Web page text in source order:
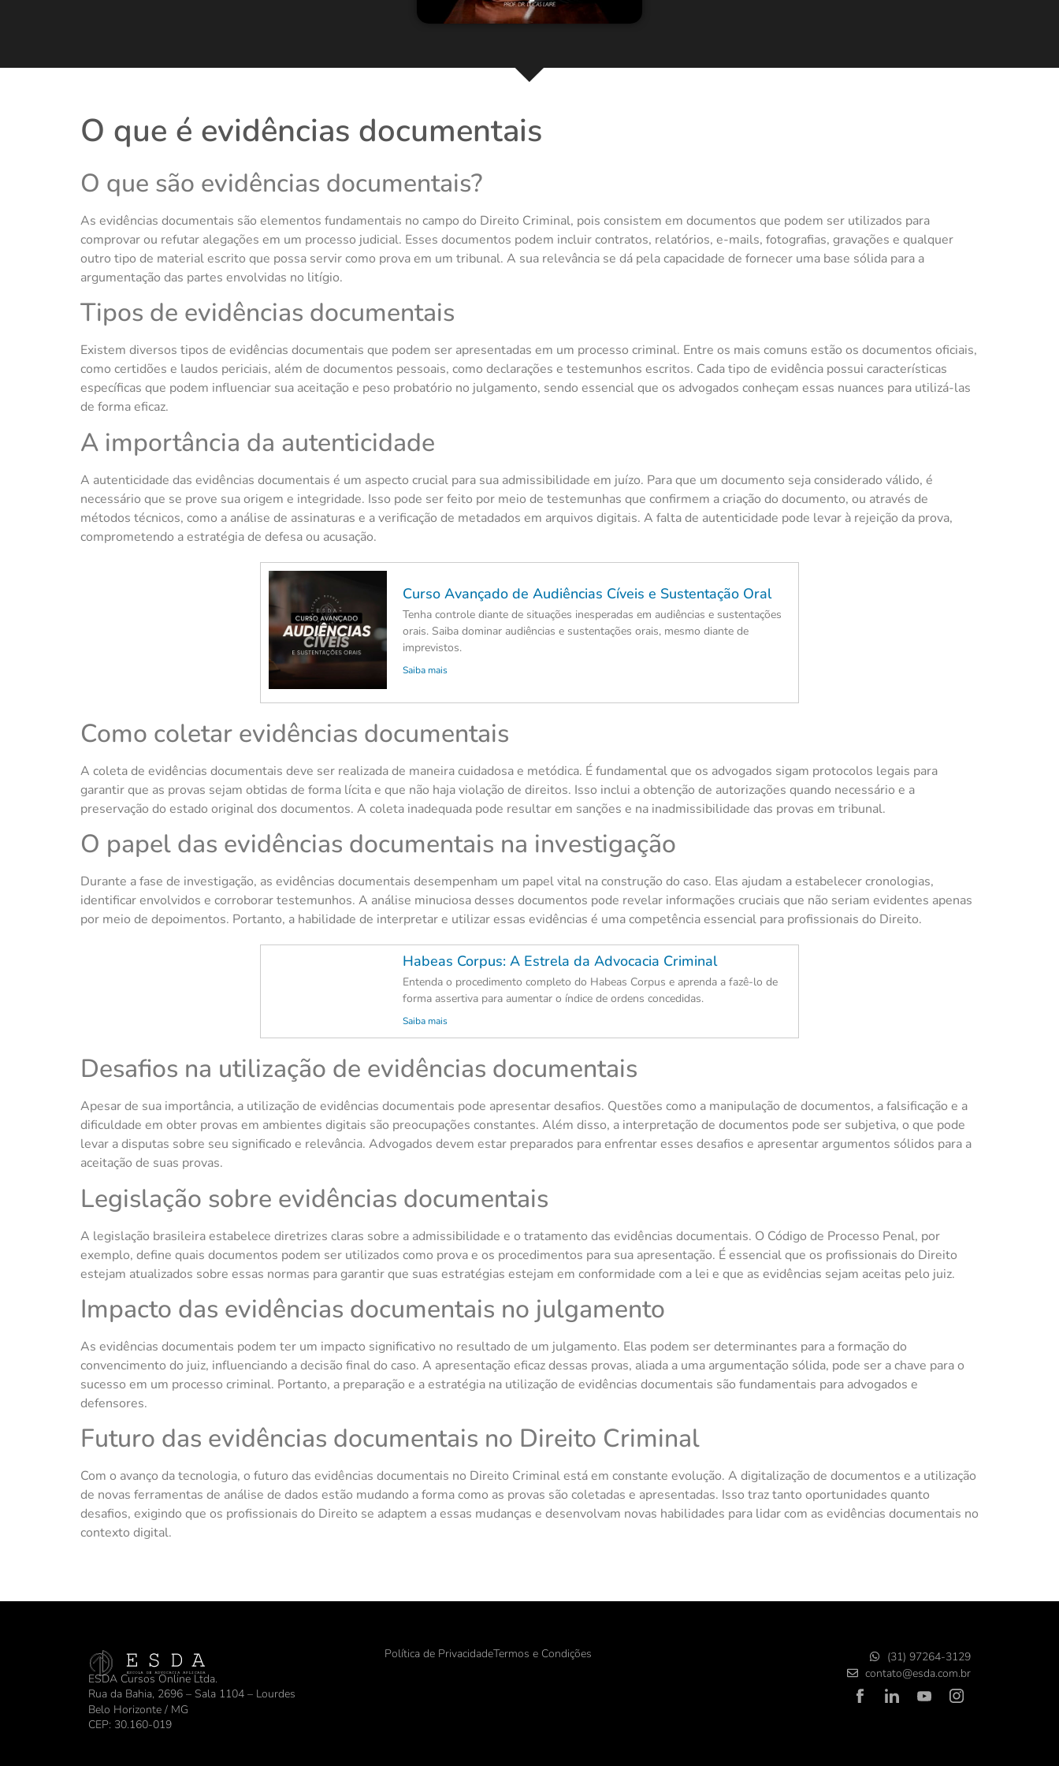
O que é evidências documentais
O que são evidências documentais?
As evidências documentais são elementos fundamentais no campo do Direito Criminal, pois consistem em documentos que podem ser utilizados para
comprovar ou refutar alegações em um processo judicial. Esses documentos podem incluir contratos, relatórios, e-mails, fotografias, gravações e qualquer
outro tipo de material escrito que possa servir como prova em um tribunal. A sua relevância se dá pela capacidade de fornecer uma base sólida para a
argumentação das partes envolvidas no litígio.
Tipos de evidências documentais
Existem diversos tipos de evidências documentais que podem ser apresentadas em um processo criminal. Entre os mais comuns estão os documentos oficiais,
como certidões e laudos periciais, além de documentos pessoais, como declarações e testemunhos escritos. Cada tipo de evidência possui características
específicas que podem influenciar sua aceitação e peso probatório no julgamento, sendo essencial que os advogados conheçam essas nuances para utilizá-las
de forma eficaz.
A importância da autenticidade
A autenticidade das evidências documentais é um aspecto crucial para sua admissibilidade em juízo. Para que um documento seja considerado válido, é
necessário que se prove sua origem e integridade. Isso pode ser feito por meio de testemunhas que confirmem a criação do documento, ou através de
métodos técnicos, como a análise de assinaturas e a verificação de metadados em arquivos digitais. A falta de autenticidade pode levar à rejeição da prova,
comprometendo a estratégia de defesa ou acusação.
Curso Avançado de Audiências Cíveis e Sustentação Oral
Tenha controle diante de situações inesperadas em audiências e sustentações
orais. Saiba dominar audiências e sustentações orais, mesmo diante de
imprevistos.
Saiba mais
Como coletar evidências documentais
A coleta de evidências documentais deve ser realizada de maneira cuidadosa e metódica. É fundamental que os advogados sigam protocolos legais para
garantir que as provas sejam obtidas de forma lícita e que não haja violação de direitos. Isso inclui a obtenção de autorizações quando necessário e a
preservação do estado original dos documentos. A coleta inadequada pode resultar em sanções e na inadmissibilidade das provas em tribunal.
O papel das evidências documentais na investigação
Durante a fase de investigação, as evidências documentais desempenham um papel vital na construção do caso. Elas ajudam a estabelecer cronologias,
identificar envolvidos e corroborar testemunhos. A análise minuciosa desses documentos pode revelar informações cruciais que não seriam evidentes apenas
por meio de depoimentos. Portanto, a habilidade de interpretar e utilizar essas evidências é uma competência essencial para profissionais do Direito.
Habeas Corpus: A Estrela da Advocacia Criminal
Entenda o procedimento completo do Habeas Corpus e aprenda a fazê-lo de
forma assertiva para aumentar o índice de ordens concedidas.
Saiba mais
Desafios na utilização de evidências documentais
Apesar de sua importância, a utilização de evidências documentais pode apresentar desafios. Questões como a manipulação de documentos, a falsificação e a
dificuldade em obter provas em ambientes digitais são preocupações constantes. Além disso, a interpretação de documentos pode ser subjetiva, o que pode
levar a disputas sobre seu significado e relevância. Advogados devem estar preparados para enfrentar esses desafios e apresentar argumentos sólidos para a
aceitação de suas provas.
Legislação sobre evidências documentais
A legislação brasileira estabelece diretrizes claras sobre a admissibilidade e o tratamento das evidências documentais. O Código de Processo Penal, por
exemplo, define quais documentos podem ser utilizados como prova e os procedimentos para sua apresentação. É essencial que os profissionais do Direito
estejam atualizados sobre essas normas para garantir que suas estratégias estejam em conformidade com a lei e que as evidências sejam aceitas pelo juiz.
Impacto das evidências documentais no julgamento
As evidências documentais podem ter um impacto significativo no resultado de um julgamento. Elas podem ser determinantes para a formação do
convencimento do juiz, influenciando a decisão final do caso. A apresentação eficaz dessas provas, aliada a uma argumentação sólida, pode ser a chave para o
sucesso em um processo criminal. Portanto, a preparação e a estratégia na utilização de evidências documentais são fundamentais para advogados e
defensores.
Futuro das evidências documentais no Direito Criminal
Com o avanço da tecnologia, o futuro das evidências documentais no Direito Criminal está em constante evolução. A digitalização de documentos e a utilização
de novas ferramentas de análise de dados estão mudando a forma como as provas são coletadas e apresentadas. Isso traz tanto oportunidades quanto
desafios, exigindo que os profissionais do Direito se adaptem a essas mudanças e desenvolvam novas habilidades para lidar com as evidências documentais no
contexto digital.
ESDA Cursos Online Ltda.
Rua da Bahia, 2696 – Sala 1104 – Lourdes
Belo Horizonte / MG
CEP: 30.160-019
Política de PrivacidadeTermos e Condições
(31) 97264-3129
contato@esda.com.br